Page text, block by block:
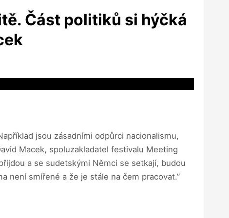
Část politiků si hýčká
jsou zásadními odpůrci nacionalismu,
Macek, spoluzakladatel festivalu Meeting
a se sudetskými Němci se setkají, budou
není smířené a že je stále na čem pracovat.”